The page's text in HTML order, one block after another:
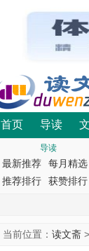
首页 导读
导读
最新推荐
每月精选
推荐排行
获赞排行
当前位置： 读文斋>